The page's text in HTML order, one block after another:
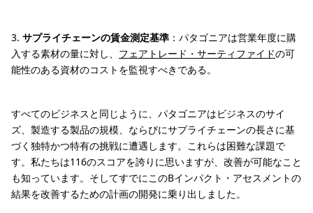
3. サプライチェーンの賃金測定基準 ：パタゴニアは営業年度に購
入する素材の量に対し、 フェアトレード・サーティファイドの可
能性のある資材のコストを監視すべきである。
すべてのビジネスと同じように、パタゴニアはビジネスのサイ
ズ、製造する製品の規模、ならびにサプライチェーンの長さに基
づく独特かつ特有の挑戦に遭遇します。これらは困難な課題で
す。私たちは116のスコアを誇りに思いますが、改善が可能なこと
も知っています。そしてすでにこのBインパクト・アセスメントの
結果を改善するための計画の開発に乗り出しました。